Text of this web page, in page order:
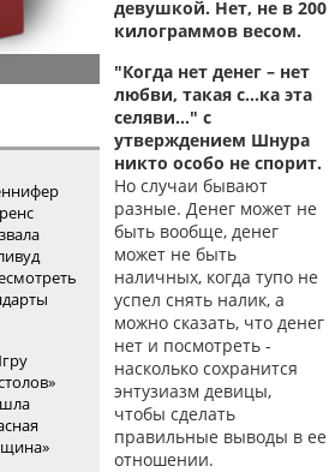
девушкой. Нет, не в 200
килограммов весом.
"Когда нет денег – нет
любви, такая с…ка эта
селяви…" с
утверждением Шнура
никто особо не спорит.
Но случаи бывают
разные. Денег может не
быть вообще, денег
может не быть
наличных, когда тупо не
успел снять налик, а
можно сказать, что денег
нет и посмотреть -
насколько сохранится
энтузиазм девицы,
чтобы сделать
правильные выводы в ее
отношении.